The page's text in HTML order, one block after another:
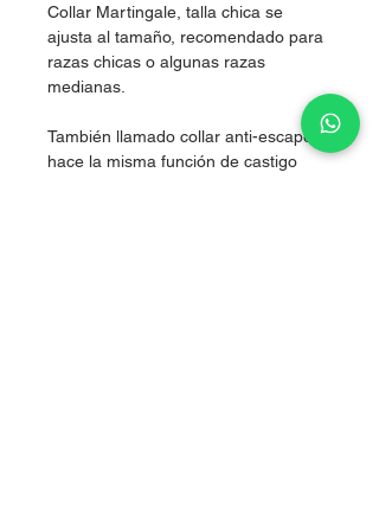
Collar Martingale, talla chica se
ajusta al tamaño, recomendado para
razas chicas o algunas razas
medianas.
También llamado collar anti-escape,
hace la misma función de castigo